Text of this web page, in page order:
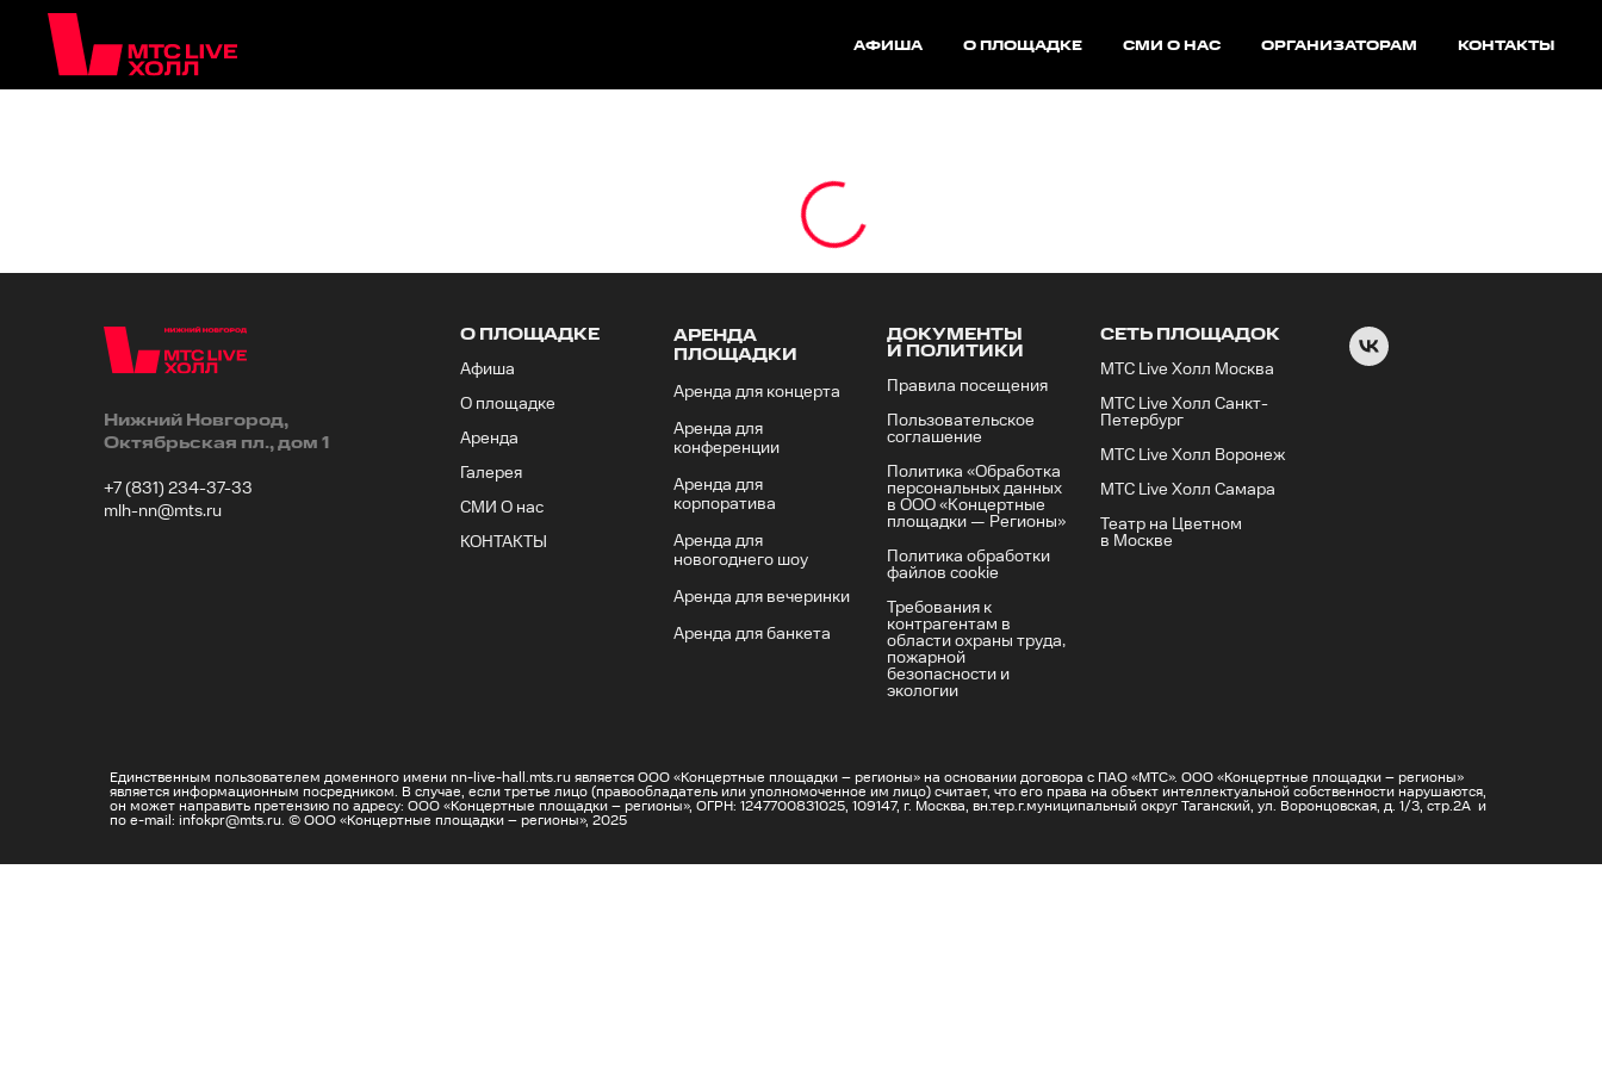
АФИША О ПЛОЩАДКЕ СМИ О НАС ОРГАНИЗАТОРАМ КОНТАКТЫ
Нижний Новгород,
Октябрьская пл., дом 1
+7 (831) 234-37-33
mlh-nn@mts.ru
О ПЛОЩАДКЕ
Афиша
О площадке
Аренда
Галерея
СМИ О нас
КОНТАКТЫ
АРЕНДА
ПЛОЩАДКИ
Аренда для концерта
Аренда для
конференции
Аренда для
корпоратива
Аренда для
новогоднего шоу
Аренда для вечеринки
Аренда для банкета
ДОКУМЕНТЫ
И ПОЛИТИКИ
Правила посещения
Пользовательское
соглашение
Политика «Обработка
персональных данных
в ООО «Концертные
площадки — Регионы»
Политика обработки
файлов cookie
Требования к
контрагентам в
области охраны труда,
пожарной
безопасности и
экологии
СЕТЬ ПЛОЩАДОК
МТС Live Холл Москва
МТС Live Холл Санкт-
Петербург
МТС Live Холл Воронеж
МТС Live Холл Самара
Театр на Цветном
в Москве
Единственным пользователем доменного имени nn-live-hall.mts.ru является ООО «Концертные площадки – регионы» на основании договора с ПАО «МТС». ООО «Концертные площадки – регионы»
является информационным посредником. В случае, если третье лицо (правообладатель или уполномоченное им лицо) считает, что его права на объект интеллектуальной собственности нарушаются,
он может направить претензию по адресу: ООО «Концертные площадки – регионы», ОГРН: 1247700831025, 109147, г. Москва, вн.тер.г.муниципальный округ Таганский, ул. Воронцовская, д. 1/3, стр.2А и
по e-mail: infokpr@mts.ru. © ООО «Концертные площадки – регионы», 2025